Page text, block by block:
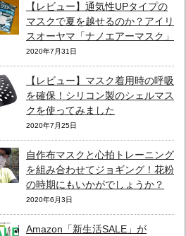
【レビュー】通気性UPタイプの
マスクで夏を越せるのか？アイリ
スオーヤマ「ナノエアーマスク」
2020年7月31日
【レビュー】マスク着用時の呼吸
を確保！シリコン製のシェルマス
クを使ってみました
2020年7月25日
自作布マスクと心拍トレーニング
を組み合わせてジョギング！花粉
の時期にもいかがでしょうか？
2020年6月3日
Amazon「新生活SALE」が